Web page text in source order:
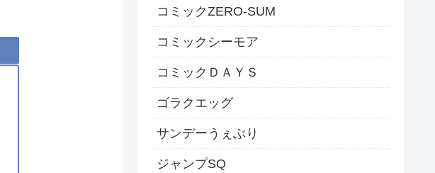
コミックZERO-SUM
コミックシーモア
コミックＤＡＹＳ
ゴラクエッグ
サンデーうぇぶり
ジャンプSQ